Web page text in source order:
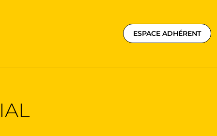
ESPACE ADHÉRENT